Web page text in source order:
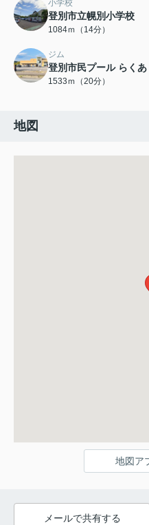
小学校
登別市立幌別小学校
1084ｍ（14分）
ジム
登別市民プール らくあ
1533ｍ（20分）
地図
地図ア
メールで共有する